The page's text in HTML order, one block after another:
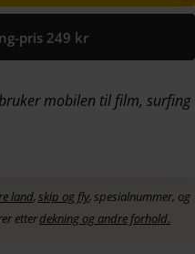
pris 249 kr
mobilen til film, surfing
land,skip og fly,spesialnummer, og
etterdekning og andre forhold.